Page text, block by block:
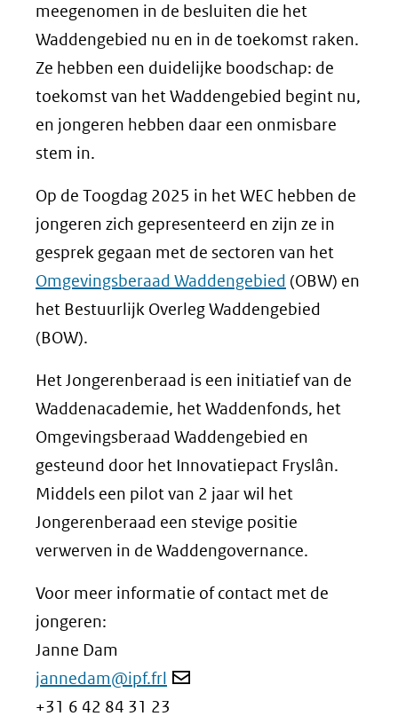
meegenomen in de besluiten die het
Waddengebied nu en in de toekomst raken.
Ze hebben een duidelijke boodschap: de
toekomst van het Waddengebied begint nu,
en jongeren hebben daar een onmisbare
stem in.
Op de Toogdag 2025 in het WEC hebben de
jongeren zich gepresenteerd en zijn ze in
gesprek gegaan met de sectoren van het
Omgevingsberaad Waddengebied (OBW) en
het Bestuurlijk Overleg Waddengebied
(BOW).
Het Jongerenberaad is een initiatief van de
Waddenacademie, het Waddenfonds, het
Omgevingsberaad Waddengebied en
gesteund door het Innovatiepact Fryslân.
Middels een pilot van 2 jaar wil het
Jongerenberaad een stevige positie
verwerven in de Waddengovernance.
Voor meer informatie of contact met de
jongeren:
Janne Dam
jannedam@ipf.frl
+31 6 42 84 31 23